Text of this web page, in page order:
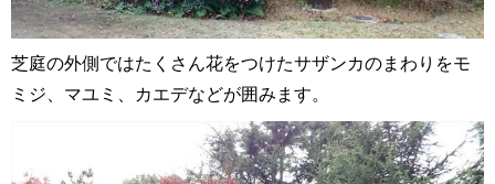
芝庭の外側ではたくさん花をつけたサザンカのまわりをモ
ミジ、マユミ、カエデなどが囲みます。